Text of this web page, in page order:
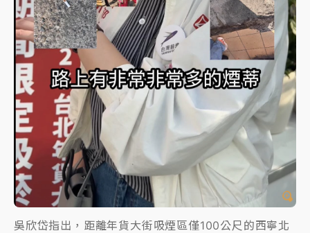
吳欣岱指出，距離年貨大街吸煙區僅100公尺的西寧北